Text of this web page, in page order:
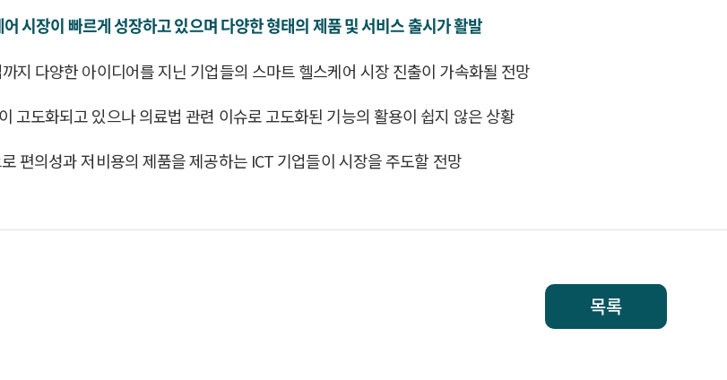
시장이 빠르게 성장하고 있으며 다양한 형태의 제품 및 서비스 출시가 활발
지 다양한 아이디어를 지닌 기업들의 스마트 헬스케어 시장 진출이 가속화될 전망
고도화되고 있으나 의료법 관련 이슈로 고도화된 기능의 활용이 쉽지 않은 상황
편의성과 저비용의 제품을 제공하는 ICT 기업들이 시장을 주도할 전망
목록